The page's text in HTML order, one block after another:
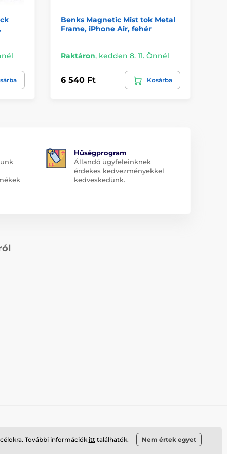
Benks Magnetic Mist tok Metal
Frame, iPhone Air, fehér
Raktáron, kedden 8. 11. Önnél
6 540 Ft Kosárba
Hűségprogram
Állandó ügyfeleinknek
érdekes kedvezményekkel
kedveskedünk.
További információk itttalálhatók.
Nem értek egyet